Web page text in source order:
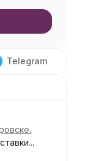
Telegram